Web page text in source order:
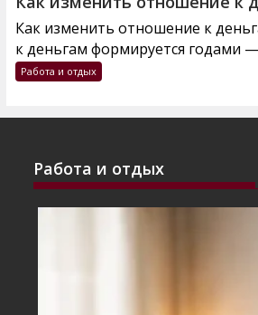
Как изменить отношение к
к деньгам формируется годами —
Работа и отдых
Работа и отдых